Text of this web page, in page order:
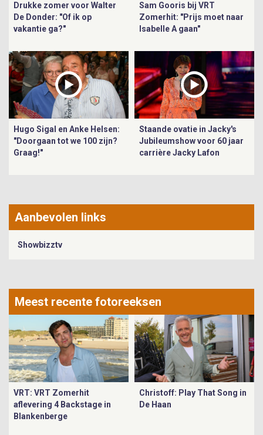
Drukke zomer voor Walter
De Donder: "Of ik op
vakantie ga?"
Sam Gooris bij VRT
Zomerhit: "Prijs moet naar
Isabelle A gaan"
Hugo Sigal en Anke Helsen:
"Doorgaan tot we 100 zijn?
Graag!"
Staande ovatie in Jacky's
Jubileumshow voor 60 jaar
carrière Jacky Lafon
Aanbevolen links
Showbizztv
Meest recente fotoreeksen
VRT: VRT Zomerhit
aflevering 4 Backstage in
Blankenberge
Christoff: Play That Song in
De Haan